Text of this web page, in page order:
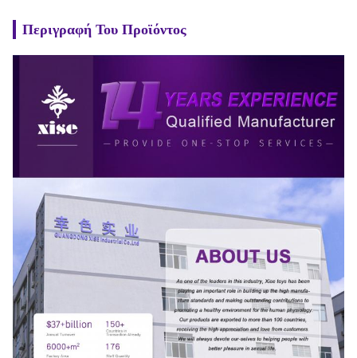
Περιγραφή Του Προϊόντος